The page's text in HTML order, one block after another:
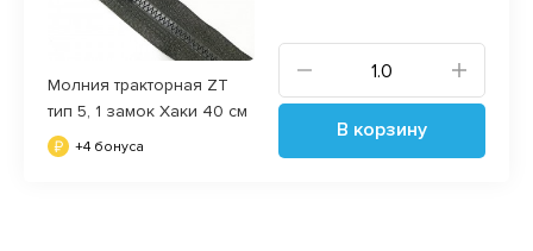
Молния тракторная ZT
тип 5, 1 замок Хаки 40 см
+4 бонуса
В корзину